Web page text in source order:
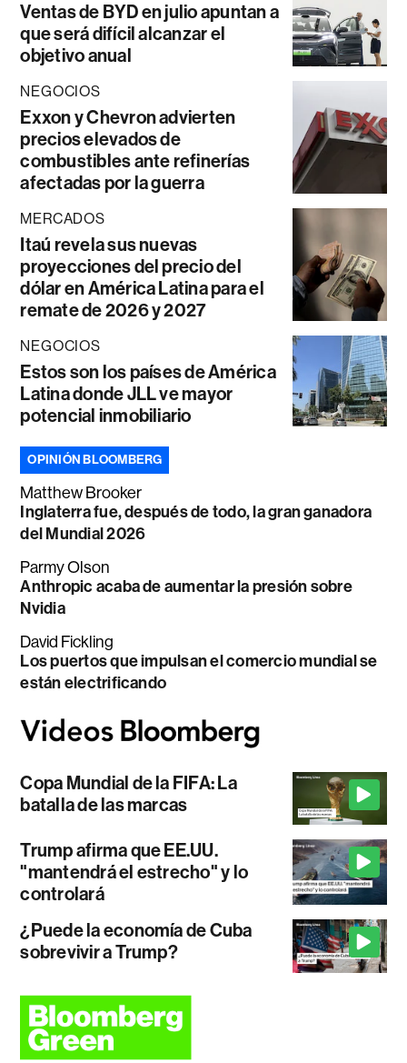
Ventas de BYD en julio apuntan a
que será difícil alcanzar el
objetivo anual
NEGOCIOS
Exxon y Chevron advierten
precios elevados de
combustibles ante refinerías
afectadas por la guerra
MERCADOS
Itaú revela sus nuevas
proyecciones del precio del
dólar en América Latina para el
remate de 2026 y 2027
NEGOCIOS
Estos son los países de América
Latina donde JLL ve mayor
potencial inmobiliario
OPINIÓN BLOOMBERG
Matthew Brooker
Inglaterra fue, después de todo, la gran ganadora
del Mundial 2026
Parmy Olson
Anthropic acaba de aumentar la presión sobre
Nvidia
David Fickling
Los puertos que impulsan el comercio mundial se
están electrificando
Copa Mundial de la FIFA: La
batalla de las marcas
Trump afirma que EE.UU.
"mantendrá el estrecho" y lo
controlará
¿Puede la economía de Cuba
sobrevivir a Trump?